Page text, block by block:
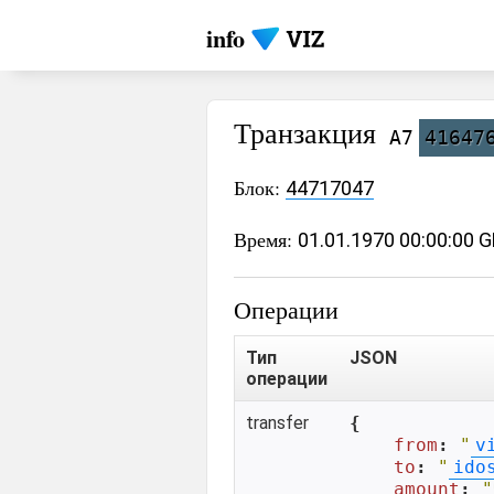
info
Транзакция A7
Блок: 44717047
Время: 01.01.1970 00:00:00
Операции
Тип
операции
JSON
transfer
{
from : "
to : " idos
amount :